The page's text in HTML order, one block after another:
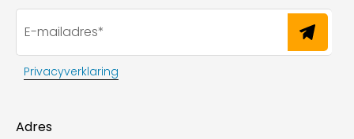
Adres
Privacyverklaring